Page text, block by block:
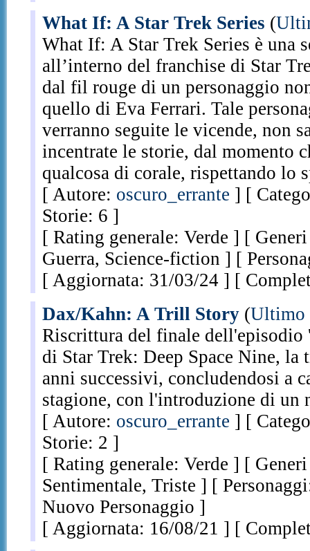
What If: A Star Trek Series (
What If: A Star Trek Series è una
all’interno del franchise di Star
dal fil rouge di un personaggio
quello di Eva Ferrari. Tale
verranno seguite le vicende, non
incentrate le storie, dal momento
qualcosa di corale, rispettando lo
[ Autore: oscuro_errante ] [
Storie: 6 ]
[ Rating generale: Verde ] [
Guerra, Science-fiction ] [
[ Aggiornata: 31/03/24 ] [
Dax/Kahn: A Trill Story(Ultimo
Riscrittura del finale
di Star Trek: Deep Space Nine,
anni successivi, concludendosi a
stagione, con l'introduzione di un
[ Autore: oscuro_errante ] [
Storie: 2 ]
[ Rating generale: Verde ] [
Sentimentale, Triste ] [
Nuovo Personaggio ]
[ Aggiornata: 16/08/21 ] [